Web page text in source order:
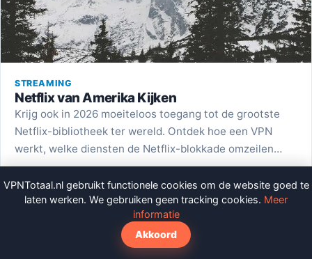
STREAMING
Netflix van Amerika Kijken
Krijg ook in 2026 moeiteloos toegang tot de grootste
Netflix-bibliotheek ter wereld. Ontdek hoe een VPN
werkt, welke diensten de Netflix-blokkade omzeilen…
VPNTotaal.nl gebruikt functionele cookies om de website goed te
laten werken. We gebruiken geen tracking cookies. Meer
informatie
Akkoord